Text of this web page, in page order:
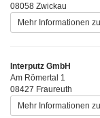
08058 Zwickau
Mehr Informationen
Interputz GmbH
Am Römertal 1
08427 Fraureuth
Mehr Informationen